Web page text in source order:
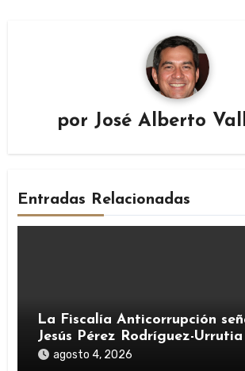
por José Alberto
Entradas Relacionadas
La Fiscalía Anticorrupción
Jesús Pérez Rodríguez-
investigación del rescate de
agosto 4, 2026